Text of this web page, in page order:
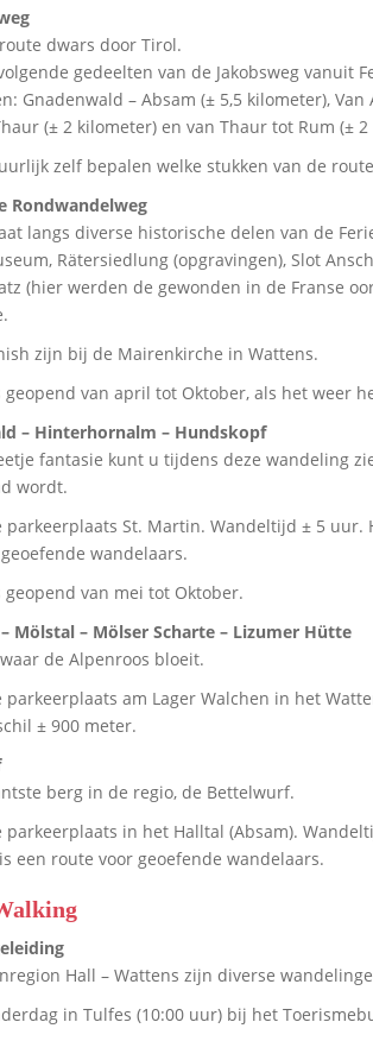
dwars door Tirol.
gedeelten van de Jakobsweg vanuit
Gnadenwald – Absam (± 5,5 kilometer),
(± 2 kilometer) en van Thaur tot Rum (±
zelf bepalen welke stukken van de
Rondwandelweg
langs diverse historische delen van de
Rätersiedlung (opgravingen), Slot
(hier werden de gewonden in de Franse
zijn bij de Mairenkirche in Wattens.
geopend van april tot Oktober, als het weer
– Hinterhornalm – Hundskopf
fantasie kunt u tijdens deze wandeling
wordt.
parkeerplaats St. Martin. Wandeltijd ± 5 uur.
wandelaars.
geopend van mei tot Oktober.
Mölstal – Mölser Scharte – Lizumer Hütte
de Alpenroos bloeit.
parkeerplaats am Lager Walchen in het
± 900 meter.
berg in de regio, de Bettelwurf.
in het Halltal (Absam).
een route voor geoefende wandelaars.
Hall – Wattens zijn diverse
in Tulfes (10:00 uur) bij het